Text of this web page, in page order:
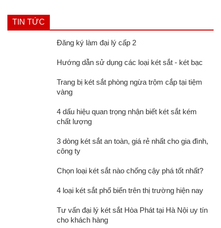
TIN TỨC
Đăng ký làm đại lý cấp 2
Hướng dẫn sử dụng các loại két sắt - két bạc
Trang bị két sắt phòng ngừa trộm cắp tại tiệm
vàng
4 dấu hiệu quan trọng nhận biết két sắt kém
chất lượng
3 dòng két sắt an toàn, giá rẻ nhất cho gia đình,
công ty
Chọn loại két sắt nào chống cậy phá tốt nhất?
4 loại két sắt phổ biến trên thị trường hiện nay
Tư vấn đại lý két sắt Hòa Phát tại Hà Nội uy tín
cho khách hàng